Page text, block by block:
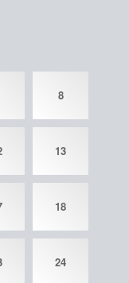
8
13
18
24